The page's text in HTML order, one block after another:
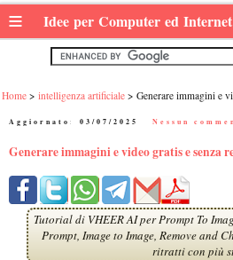
≡ Idee per Computer ed Internet
Home intelligenza artificiale Generare immagini e
Aggiornato: 03/07/2025 Nessun
Generare immagini e video gratis e senza
Tutorial di VHEER AI per Prompt To
Prompt, Image to Image, Remove and
ritratti con più